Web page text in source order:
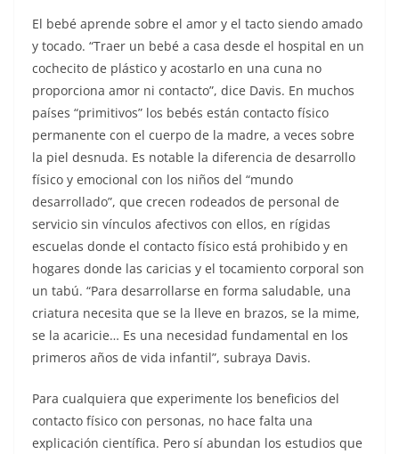
El bebé aprende sobre el amor y el tacto siendo amado
y tocado. “Traer un bebé a casa desde el hospital en un
cochecito de plástico y acostarlo en una cuna no
proporciona amor ni contacto”, dice Davis. En muchos
países “primitivos” los bebés están contacto físico
permanente con el cuerpo de la madre, a veces sobre
la piel desnuda. Es notable la diferencia de desarrollo
físico y emocional con los niños del “mundo
desarrollado”, que crecen rodeados de personal de
servicio sin vínculos afectivos con ellos, en rígidas
escuelas donde el contacto físico está prohibido y en
hogares donde las caricias y el tocamiento corporal son
un tabú. “Para desarrollarse en forma saludable, una
criatura necesita que se la lleve en brazos, se la mime,
se la acaricie… Es una necesidad fundamental en los
primeros años de vida infantil”, subraya Davis.
Para cualquiera que experimente los beneficios del
contacto físico con personas, no hace falta una
explicación científica. Pero sí abundan los estudios que